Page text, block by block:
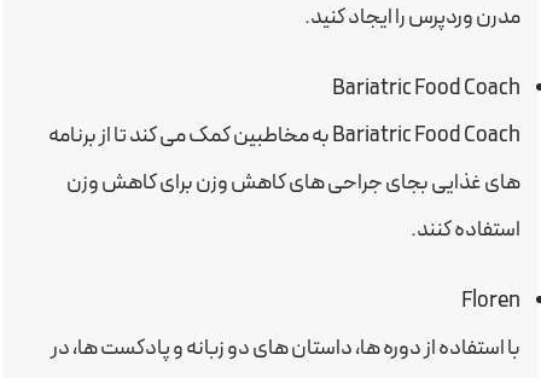
مدرن وردپرس را ایجاد کنید.
Bariatric Food Coach
Bariatric Food Coach به مخاطبین کمک می کند تا از برنامه
های غذایی بجای جراحی های کاهش وزن برای کاهش وزن
استفاده کنند.
Floren
با استفاده از دوره ها، داستان های دو زبانه و پادکست ها، در